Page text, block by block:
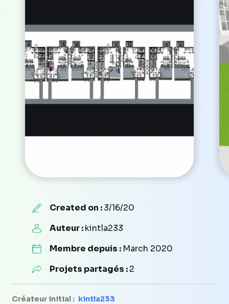
Created on :3/16/20
Auteur :kintla233
Membre depuis : March 2020
Projets partagés :2
Créateur initial : kintla233